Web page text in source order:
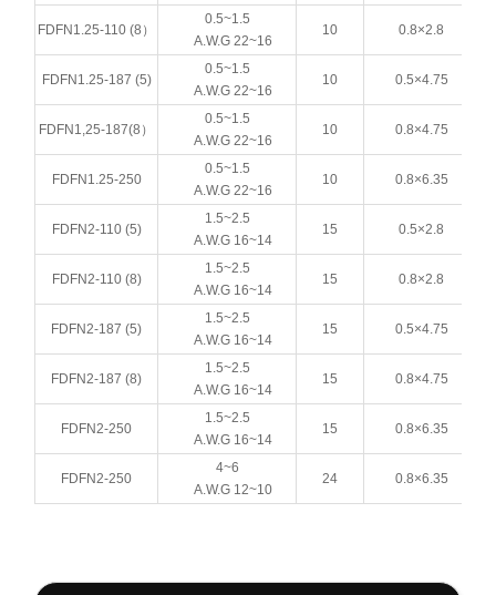
FDFN1.25-110 (8）
0.5~1.5
A.W.G 22~16
10 0.8×2.8
FDFN1.25-187 (5)
0.5~1.5
A.W.G 22~16
10 0.5×4.75
FDFN1,25-187(8）
0.5~1.5
A.W.G 22~16
10 0.8×4.75
FDFN1.25-250
0.5~1.5
A.W.G 22~16
10 0.8×6.35
FDFN2-110 (5)
1.5~2.5
A.W.G 16~14
15 0.5×2.8
FDFN2-110 (8)
1.5~2.5
A.W.G 16~14
15 0.8×2.8
FDFN2-187 (5)
1.5~2.5
A.W.G 16~14
15 0.5×4.75
FDFN2-187 (8)
1.5~2.5
A.W.G 16~14
15 0.8×4.75
FDFN2-250
1.5~2.5
A.W.G 16~14
15 0.8×6.35
FDFN2-250
4~6
A.W.G 12~10
24 0.8×6.35